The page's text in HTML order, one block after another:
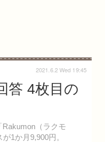
答 4枚目の
（ラクモ
1か月9,900円。
2021.6.2 Wed 19:45